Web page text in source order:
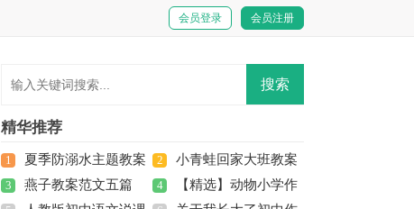
会员登录 会员注册
精华推荐
1 夏季防溺水主题教案 2 小青蛙回家大班教案
3 燕子教案范文五篇 4
【精选】动物小学作